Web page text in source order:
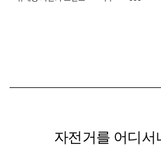
자전거를 어디서